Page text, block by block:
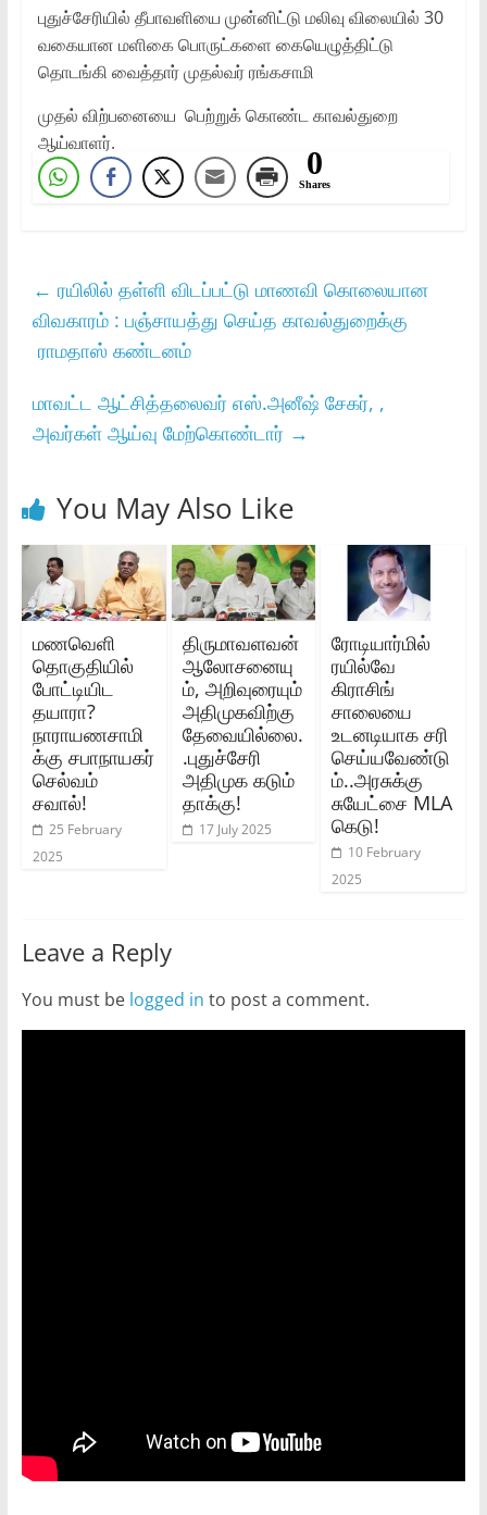
புதுச்சேரியில் தீபாவளியை முன்னிட்டு மலிவு விலையில் 30
வகையான மளிகை பொருட்களை கையெழுத்திட்டு
தொடங்கி வைத்தார் முதல்வர் ரங்கசாமி
முதல் விற்பனையை பெற்றுக் கொண்ட காவல்துறை
ஆய்வாளர்.
0
Shares
← ரயிலில் தள்ளி விடப்பட்டு மாணவி கொலையான
விவகாரம் : பஞ்சாயத்து செய்த காவல்துறைக்கு
ராமதாஸ் கண்டனம்
மாவட்ட ஆட்சித்தலைவர் எஸ்.அனீஷ் சேகர், ,
அவர்கள் ஆய்வு மேற்கொண்டார் →
You May Also Like
மணவெளி
தொகுதியில்
போட்டியிட
தயாரா?
நாராயணசாமி
க்கு சபாநாயகர்
செல்வம்
சவால்!
25 February
2025
திருமாவளவன்
ஆலோசனையு
ம், அறிவுரையும்
அதிமுகவிற்கு
தேவையில்லை.
.புதுச்சேரி
அதிமுக கடும்
தாக்கு!
17 July 2025
ரோடியார்மில்
ரயில்வே
கிராசிங்
சாலையை
உடனடியாக சரி
செய்யவேண்டு
ம்..அரசுக்கு
சுயேட்சை MLA
கெடு!
10 February
2025
Leave a Reply
You must be logged in to post a comment.